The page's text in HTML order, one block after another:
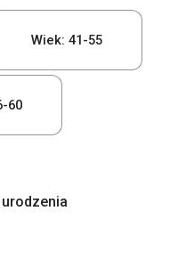
Wiek: 41-55
60